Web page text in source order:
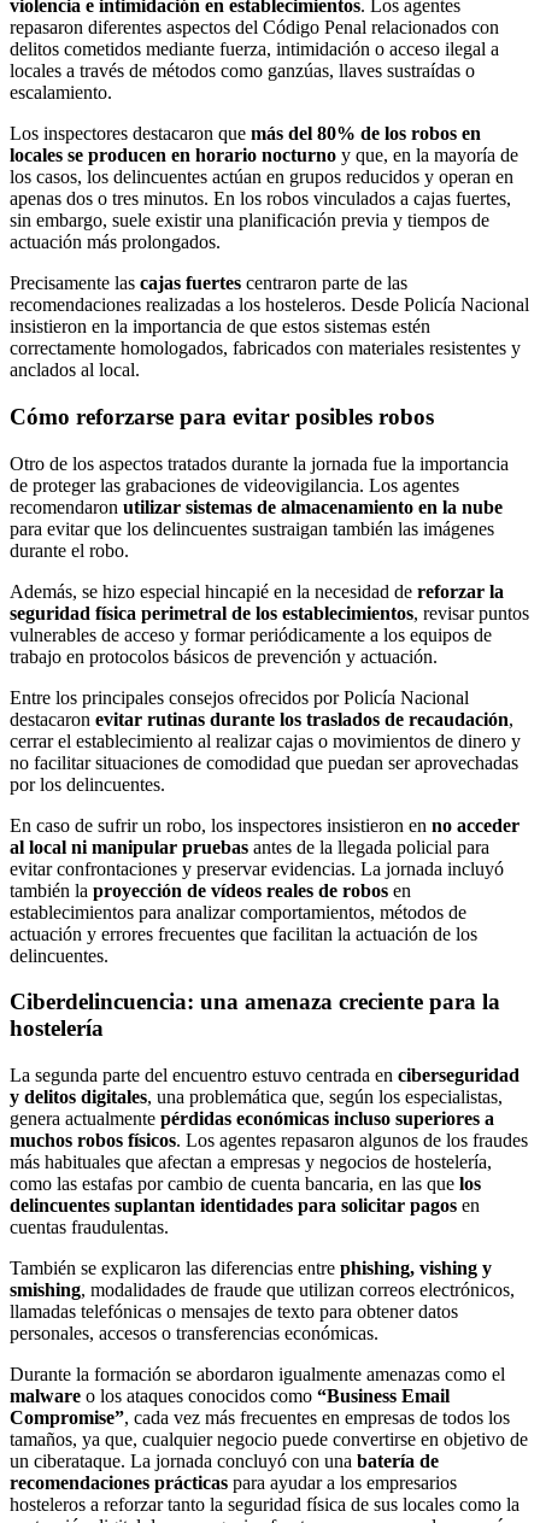
violencia e intimidación en establecimientos. Los agentes
repasaron diferentes aspectos del Código Penal relacionados con
delitos cometidos mediante fuerza, intimidación o acceso ilegal a
locales a través de métodos como ganzúas, llaves sustraídas o
escalamiento.
Los inspectores destacaron que más del 80% de los robos en
locales se producen en horario nocturno y que, en la mayoría de
los casos, los delincuentes actúan en grupos reducidos y operan en
apenas dos o tres minutos. En los robos vinculados a cajas fuertes,
sin embargo, suele existir una planificación previa y tiempos de
actuación más prolongados.
Precisamente las cajas fuertes centraron parte de las
recomendaciones realizadas a los hosteleros. Desde Policía Nacional
insistieron en la importancia de que estos sistemas estén
correctamente homologados, fabricados con materiales resistentes y
anclados al local.
Cómo reforzarse para evitar posibles robos
Otro de los aspectos tratados durante la jornada fue la importancia
de proteger las grabaciones de videovigilancia. Los agentes
recomendaron utilizar sistemas de almacenamiento en la nube
para evitar que los delincuentes sustraigan también las imágenes
durante el robo.
Además, se hizo especial hincapié en la necesidad de reforzar la
seguridad física perimetral de los establecimientos, revisar puntos
vulnerables de acceso y formar periódicamente a los equipos de
trabajo en protocolos básicos de prevención y actuación.
Entre los principales consejos ofrecidos por Policía Nacional
destacaron evitar rutinas durante los traslados de recaudación,
cerrar el establecimiento al realizar cajas o movimientos de dinero y
no facilitar situaciones de comodidad que puedan ser aprovechadas
por los delincuentes.
En caso de sufrir un robo, los inspectores insistieron en no acceder
al local ni manipular pruebas antes de la llegada policial para
evitar confrontaciones y preservar evidencias. La jornada incluyó
también la proyección de vídeos reales de robos en
establecimientos para analizar comportamientos, métodos de
actuación y errores frecuentes que facilitan la actuación de los
delincuentes.
Ciberdelincuencia: una amenaza creciente para la
hostelería
La segunda parte del encuentro estuvo centrada en ciberseguridad
y delitos digitales, una problemática que, según los especialistas,
genera actualmente pérdidas económicas incluso superiores a
muchos robos físicos. Los agentes repasaron algunos de los fraudes
más habituales que afectan a empresas y negocios de hostelería,
como las estafas por cambio de cuenta bancaria, en las que los
delincuentes suplantan identidades para solicitar pagos en
cuentas fraudulentas.
También se explicaron las diferencias entre phishing, vishing y
smishing, modalidades de fraude que utilizan correos electrónicos,
llamadas telefónicas o mensajes de texto para obtener datos
personales, accesos o transferencias económicas.
Durante la formación se abordaron igualmente amenazas como el
malware o los ataques conocidos como “Business Email
Compromise”, cada vez más frecuentes en empresas de todos los
tamaños, ya que, cualquier negocio puede convertirse en objetivo de
un ciberataque. La jornada concluyó con una batería de
recomendaciones prácticas para ayudar a los empresarios
hosteleros a reforzar tanto la seguridad física de sus locales como la